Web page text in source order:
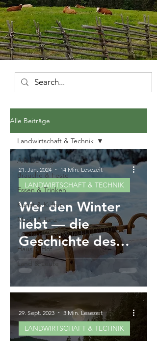
Alle Beiträge
Alle Beiträge
Bräuche & Feste
Essen & Trinken
Kunst & Kultur
Musik & Tanz
Landwirtschaft & Technik
Haus & Hof
Land & Leute
Landwirtschaft & Technik
Wer den Winter
liebt — die
Geschichte des
Wintersports II
LANDWIRTSCHAFT & TECHNIK
21. Jan. 2024 14 Min. Lesezeit
LANDWIRTSCHAFT & TECHNIK
29. Sept. 2023 3 Min. Lesezeit